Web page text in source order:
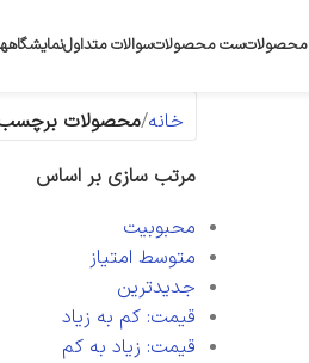
محصولاتست محصولاتسوالات متداول
خانه محصولات
مرتب سازی بر اساس
محبوبیت
متوسط امتیاز
جدیدترین
قیمت: کم به زیاد
قیمت: زیاد به کم